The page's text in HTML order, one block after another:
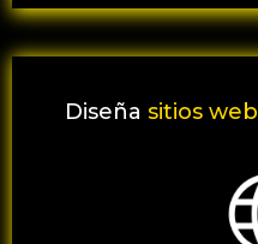
Diseña sitios web